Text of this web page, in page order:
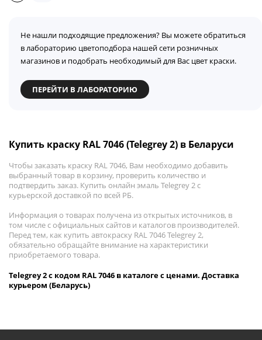
Не нашли подходящие предложения? Вы можете обратиться
в лабораторию цветоподбора нашей сети розничных
магазинов и подобрать необходимый для Вас цвет краски.
ПЕРЕЙТИ В ЛАБОРАТОРИЮ
Купить краску RAL 7046 (Telegrey 2) в Беларуси
Чтобы заказать краску RAL 7046, Вам необходимо добавить
выбранный товар в корзину, проверить количество и
подтвердить заказ. Купить онлайн эмаль Telegrey 2 с
курьерской доставкой по всей РБ.
Информация о товарах получена из открытых источников, в
том числе с официальных сайтов и каталогов производителей.
Перед тем, как купить автокраску RAL 7046 Telegrey 2,
обязательно обращайте внимание на характеристики
приобретаемого товара.
Telegrey 2 с кодом RAL 7046 в каталоге с ценами. Доставка
курьером (Беларусь)